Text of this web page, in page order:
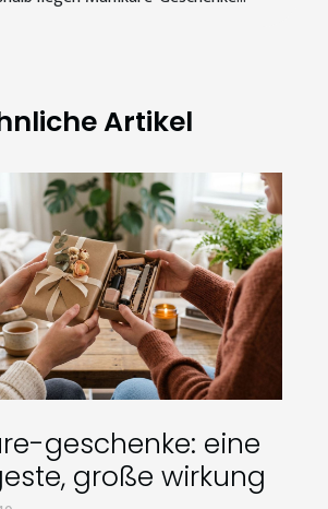
Artikel
geschenke: eine
große wirkung